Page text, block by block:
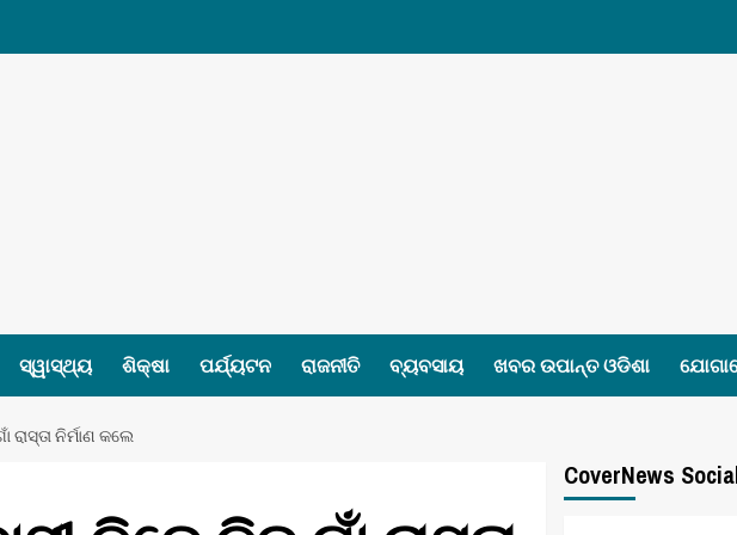
ସ୍ୱାସ୍ଥ୍ୟ ଶିକ୍ଷା ପର୍ଯ୍ୟଟନ ରାଜନୀତି ବ୍ୟବସାୟ ଖବର ଉପାନ୍ତ ଓଡିଶା
ରାସ୍ତା ନିର୍ମାଣ କଲେ
CoverNews